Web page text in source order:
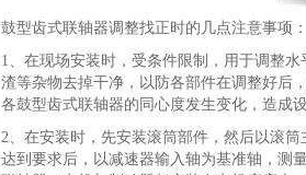
鼓型齿式联轴器调整找正时的几点注意事项：
1、在现场安装时，受条件限制，用于调整
渣等杂物去掉干净，以防各部件在调整好后
各鼓型齿式联轴器的同心度发生变化，造成
2、在安装时，先安装滚筒部件，然后以滚
达到要求后，以减速器输入轴为基准轴，测